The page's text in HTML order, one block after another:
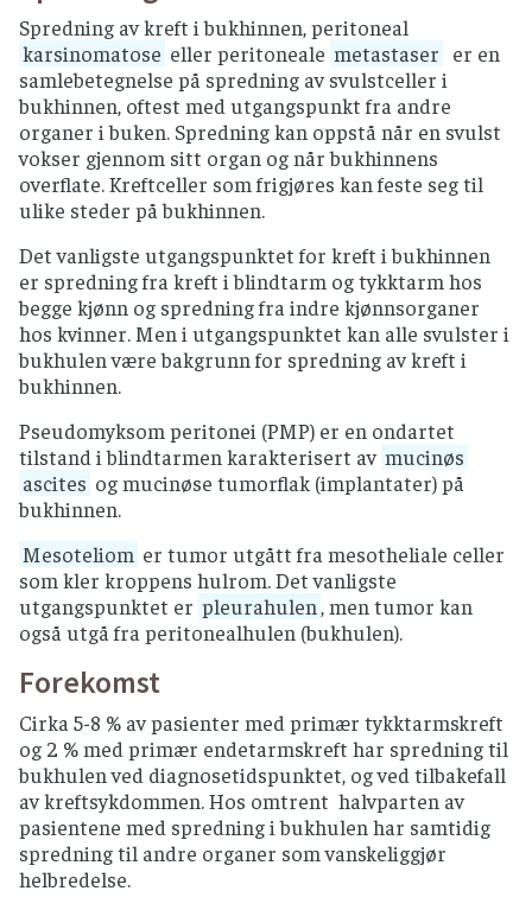
Spredning av kreft i bukhinnen, peritoneal
karsinomatose eller peritoneale metastaser er en
samlebetegnelse på spredning av svulstceller i
bukhinnen, oftest med utgangspunkt fra andre
organer i buken. Spredning kan oppstå når en svulst
vokser gjennom sitt organ og når bukhinnens
overflate. Kreftceller som frigjøres kan feste seg til
ulike steder på bukhinnen.
Det vanligste utgangspunktet for kreft i bukhinnen
er spredning fra kreft i blindtarm og tykktarm hos
begge kjønn og spredning fra indre kjønnsorganer
hos kvinner. Men i utgangspunktet kan alle svulster i
bukhulen være bakgrunn for spredning av kreft i
bukhinnen.
Pseudomyksom peritonei (PMP) er en ondartet
tilstand i blindtarmen karakterisert av mucinøs
ascites og mucinøse tumorflak (implantater) på
bukhinnen.
Mesoteliom er tumor utgått fra mesotheliale celler
som kler kroppens hulrom. Det vanligste
utgangspunktet er pleurahulen, men tumor kan
også utgå fra peritonealhulen (bukhulen).
Forekomst
Cirka 5-8 % av pasienter med primær tykktarmskreft
og 2 % med primær endetarmskreft har spredning til
bukhulen ved diagnosetidspunktet, og ved tilbakefall
av kreftsykdommen. Hos omtrent halvparten av
pasientene med spredning i bukhulen har samtidig
spredning til andre organer som vanskeliggjør
helbredelse.